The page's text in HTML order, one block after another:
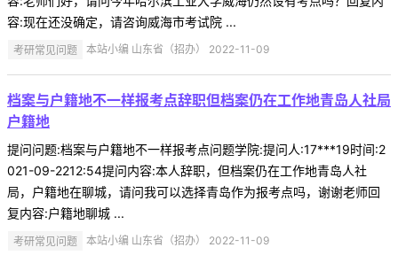
容:现在还没确定，请咨询威海市考试院 ...
考研常见问题 本站小编 山东省（招办） 2022-11-09
档案与户籍地不一样报考点辞职但档案仍在工作地青岛人社局
户籍地
提问问题:档案与户籍地不一样报考点问题学院:提问人:17***19时间:2
021-09-2212:54提问内容:本人辞职，但档案仍在工作地青岛人社
局，户籍地在聊城，请问我可以选择青岛作为报考点吗，谢谢老师回
复内容:户籍地聊城 ...
考研常见问题 本站小编 山东省（招办） 2022-11-09